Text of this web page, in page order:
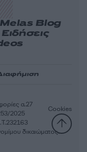
Melas Blog
α.27
2025
Cookies
δικαιώματος.